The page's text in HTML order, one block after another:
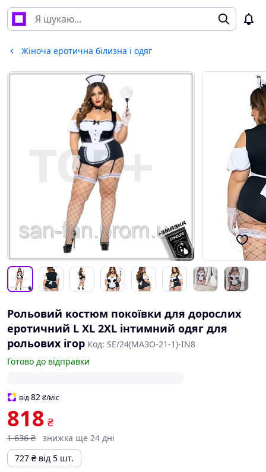
Жіноча еротична білизна і одяг
Рольовий костюм покоївки для дорослих
еротичний L XL 2XL інтимний одяг для
рольових ігор Код: SE/24(МАЗО-21-1)-IN8
Готово до відправки
від82₴/міс
818 ₴
1 636 ₴
знижка ще 24 дні
727 ₴ від 5 шт.